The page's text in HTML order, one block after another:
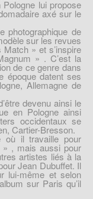
lui propose
axé sur le
photographique de
sur les revues
» et s’inspire
» . C’est la
de ce genre dans
époque datent ses
Allemagne de
devenu ainsi le
en Pologne ainsi
occidentaux se
Cartier-Bresson.
où il travaille pour
» , mais aussi pour
artistes liés à la
Jean Dubuffet. Il
lui-même et selon
sur Paris qu’il